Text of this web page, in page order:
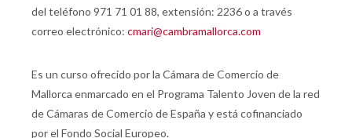
del teléfono 971 71 01 88, extensión: 2236 o a través
correo electrónico: cmari@cambramallorca.com
Es un curso ofrecido por la Cámara de Comercio de
Mallorca enmarcado en el Programa Talento Joven de la red
de Cámaras de Comercio de España y está cofinanciado
por el Fondo Social Europeo.